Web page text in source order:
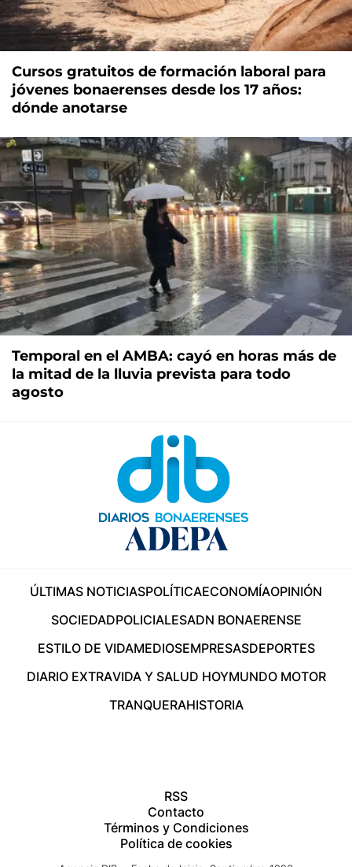
Cursos gratuitos de formación laboral para
jóvenes bonaerenses desde los 17 años:
dónde anotarse
Temporal en el AMBA: cayó en horas más de
la mitad de la lluvia prevista para todo
agosto
ÚLTIMAS NOTICIASPOLÍTICAECONOMÍAOPINIÓN
SOCIEDADPOLICIALESADN BONAERENSE
ESTILO DE VIDAMEDIOSEMPRESASDEPORTES
DIARIO EXTRAVIDA Y SALUD HOYMUNDO MOTOR
TRANQUERAHISTORIA
RSS
Contacto
Términos y Condiciones
Política de cookies